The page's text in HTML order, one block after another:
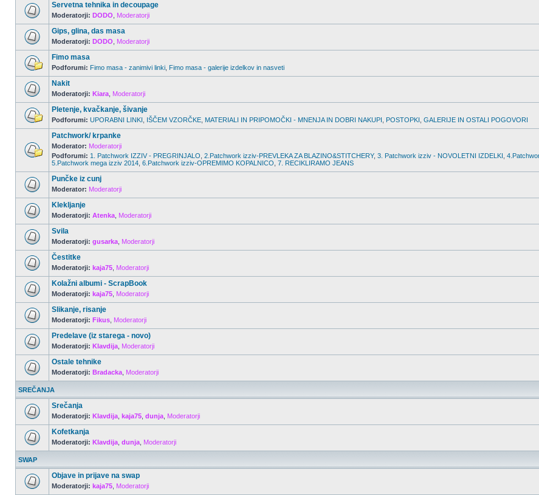
Servetna tehnika in decoupage
Moderatorji: DODO Moderatorji
Gips, glina, das masa
Moderatorji: DODO Moderatorji
Fimo masa
Podforumi: Fimo masa - zanimivi linki Fimo masa - galerije izdelkov in nasveti
Nakit
Moderatorji: Kiara Moderatorji
Pletenje, kvačkanje, šivanje
Podforumi: UPORABNI LINKI IŠČEM VZORČKE MATERIALI IN PRIPOMOČKI - MNENJA IN DOBRI NAKUPI POSTOPKI GALERIJE IN OSTALI POGOVORI
Patchwork/ krpanke
Moderator: Moderatorji
Podforumi: 1. Patchwork IZZIV - PREGRINJALO 2.Patchwork izziv-PREVLEKA ZA BLAZINO&STITCHERY, 3. Patchwork izziv - NOVOLETNI IZDELKI
5.Patchwork mega izziv 2014 6.Patchwork izziv-OPREMIMO KOPALNICO 7. RECIKLIRAMO JEANS
Punčke iz cunj
Moderator: Moderatorji
Klekljanje
Moderatorji: Atenka Moderatorji
Svila
Moderatorji: gusarka Moderatorji
Čestitke
Moderatorji: kaja75 Moderatorji
Kolažni albumi - ScrapBook
Moderatorji: kaja75 Moderatorji
Slikanje, risanje
Moderatorji: Fikus Moderatorji
Predelave (iz starega - novo)
Moderatorji: Klavdija Moderatorji
Ostale tehnike
Moderatorji: Bradacka Moderatorji
SREČANJA
Srečanja
Moderatorji: Klavdija kaja75 dunja Moderatorji
Kofetkanja
Moderatorji: Klavdija dunja Moderatorji
SWAP
Objave in prijave na swap
Moderatorji: kaja75 Moderatorji